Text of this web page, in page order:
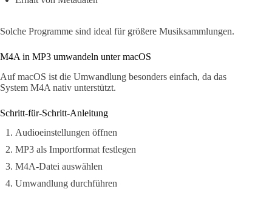
Solche Programme sind ideal für größere Musiksammlungen.
M4A in MP3 umwandeln unter macOS
Auf macOS ist die Umwandlung besonders einfach, da das
System M4A nativ unterstützt.
Schritt-für-Schritt-Anleitung
Audioeinstellungen öffnen
MP3 als Importformat festlegen
M4A-Datei auswählen
Umwandlung durchführen